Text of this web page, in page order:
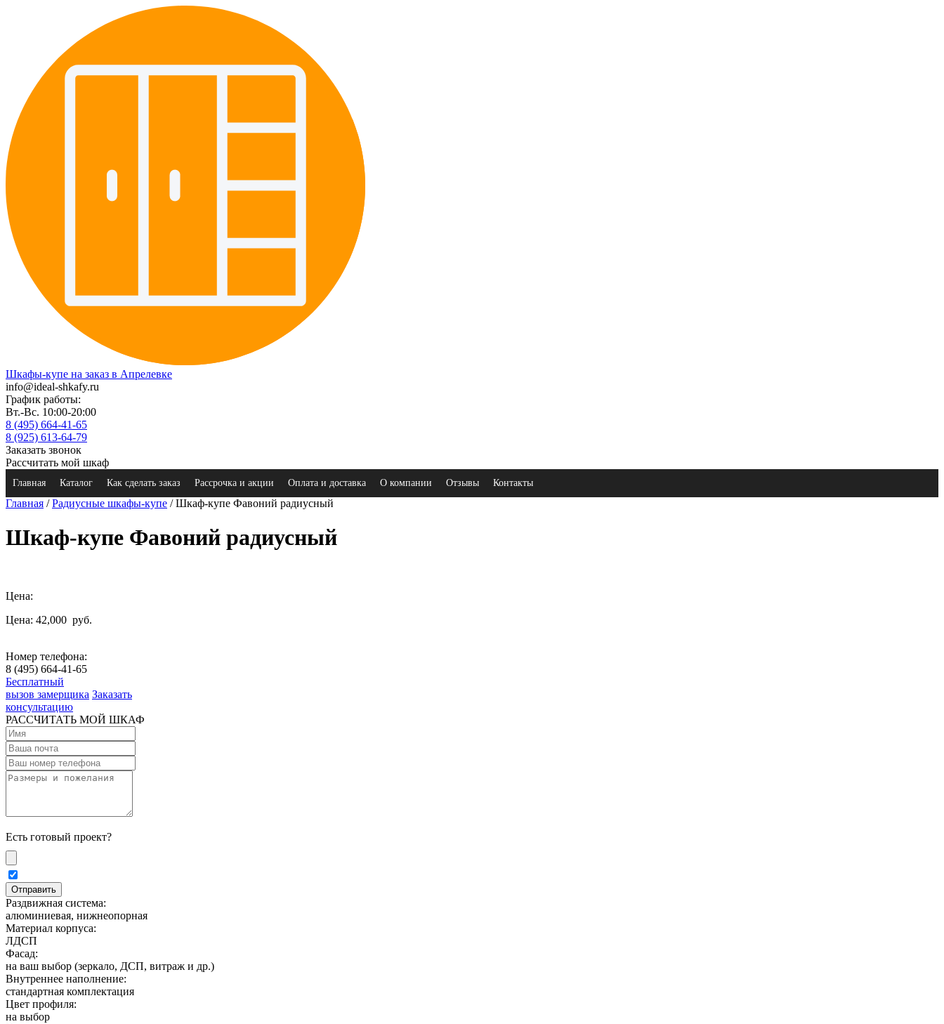
Шкафы-купе на заказ в Апрелевке
info@ideal-shkafy.ru
График работы:
Вт.-Вс. 10:00-20:00
8 (495) 664-41-65
8 (925) 613-64-79
Заказать звонок
Рассчитать мой шкаф
Главная Каталог Как сделать заказ Рассрочка и акции Оплата и доставка О компании Отзывы Контакты
Главная /Радиусные шкафы-купе / Шкаф-купе Фавоний радиусный
Шкаф-купе Фавоний радиусный
Цена:
Цена: 42,000 руб.
Номер телефона:
8 (495) 664-41-65
Бесплатный
вызов замерщика Заказать
консультацию
РАССЧИТАТЬ МОЙ ШКАФ
Есть готовый проект?
Раздвижная система:
алюминиевая, нижнеопорная
Материал корпуса:
ЛДСП
Фасад:
на ваш выбор (зеркало, ДСП, витраж и др.)
Внутреннее наполнение:
стандартная комплектация
Цвет профиля:
на выбор